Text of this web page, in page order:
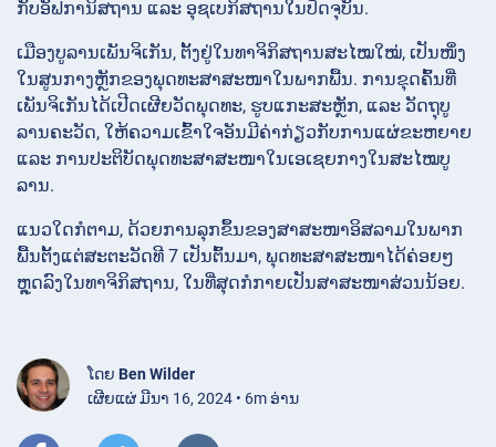
ກັບອັຟການິສຖານ ແລະ ອຸຊເບກິສຖານໃນປັດຈຸບັນ.
ເມືອງບູລານເພັນຈິເກັນ, ຕັ້ງຢູ່ໃນທາຈິກິສຖານສະໄໝໃໝ່, ເປັນໜຶ່ງ
ໃນສູນກາງຫຼັກຂອງພຸດທະສາສະໜາໃນພາກພື້ນ. ການຂຸດຄົ້ນທີ່
ເພັນຈິເກັນໄດ້ເປີດເຜີຍວັດພຸດທະ, ຮູບແກະສະຫຼັກ, ແລະ ວັດຖຸບູ
ລານຄະວັດ, ໃຫ້ຄວາມເຂົ້າໃຈອັນມີຄ່າກ່ຽວກັບການແຜ່ຂະຫຍາຍ
ແລະ ການປະຕິບັດພຸດທະສາສະໜາໃນເອເຊຍກາງໃນສະໄໝບູ
ລານ.
ແນວໃດກໍຕາມ, ດ້ວຍການລຸກຂຶ້ນຂອງສາສະໜາອິສລາມໃນພາກ
ພື້ນຕັ້ງແຕ່ສະຕະວັດທີ 7 ເປັນຕົ້ນມາ, ພຸດທະສາສະໜາໄດ້ຄ່ອຍໆ
ຫຼຸດລົງໃນທາຈິກິສຖານ, ໃນທີ່ສຸດກໍກາຍເປັນສາສະໜາສ່ວນນ້ອຍ.
ໂດຍ Ben Wilder
ເຜີຍແຜ່ ມີນາ 16, 2024 • 6m ອ່ານ